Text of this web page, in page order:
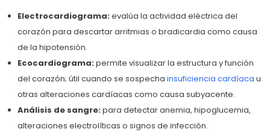
Electrocardiograma:evalúa la actividad eléctrica del
corazón para descartar arritmias o bradicardia como causa
de la hipotensión.
Ecocardiograma:permite visualizar la estructura y función
del corazón; útil cuando se sospecha insuficiencia cardíaca u
otras alteraciones cardíacas como causa subyacente.
Análisis de sangre:para detectar anemia, hipoglucemia,
alteraciones electrolíticas o signos de infección.